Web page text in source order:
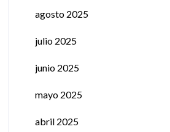
agosto 2025
julio 2025
junio 2025
mayo 2025
abril 2025